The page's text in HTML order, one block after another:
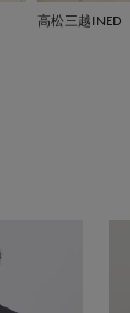
高松三越INED